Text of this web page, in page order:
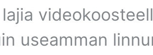
useamman